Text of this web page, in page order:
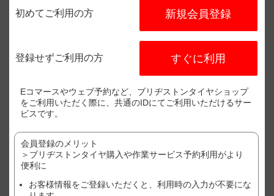
077-527-0201
※表示価格はあくまで目安となります。
※店別、車種、サイズ別に価格が異なります。
※ご利用店舗でのご購入状況(追加作業や、廃タイヤ処理やゴムバルブ
さい。
※作業店舗以外で購入されたタイヤの場合は、作業料金が異なる場合
がございます。詳しくは、店舗にてご確認ください。
※おクルマ、タイヤ、ホイール等の状態により、作業をお断りする場
初めてご利用の方 新規会員登録
登録せずご利用の方 すぐに利用
Eコマースやウェブ予約など、ブリヂストンタイヤショップ
をご利用いただく際に、共通のIDにてご利用いただけるサー
ビスです。
会員登録のメリット
＞ブリヂストンタイヤ購入や作業サービス予約利用がより
便利に
お客様情報をご登録いただくと、利用時の入力が不要にな